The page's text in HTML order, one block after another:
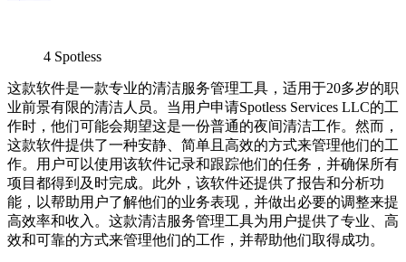
4 Spotless
这款软件是一款专业的清洁服务管理工具，适用于20多岁的职
业前景有限的清洁人员。当用户申请Spotless Services LLC的工
作时，他们可能会期望这是一份普通的夜间清洁工作。然而，
这款软件提供了一种安静、简单且高效的方式来管理他们的工
作。用户可以使用该软件记录和跟踪他们的任务，并确保所有
项目都得到及时完成。此外，该软件还提供了报告和分析功
能，以帮助用户了解他们的业务表现，并做出必要的调整来提
高效率和收入。这款清洁服务管理工具为用户提供了专业、高
效和可靠的方式来管理他们的工作，并帮助他们取得成功。